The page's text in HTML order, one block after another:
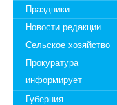
Праздники
Новости редакции
Сельское хозяйство
Прокуратура
информирует
Губерния